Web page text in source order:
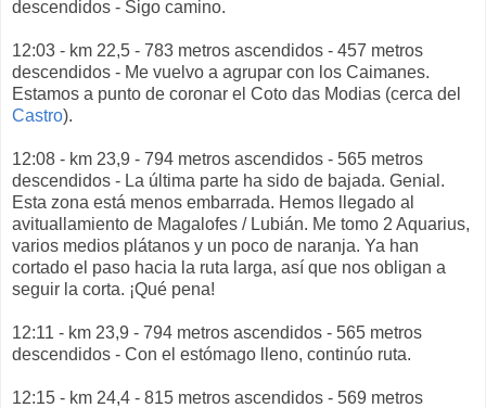
descendidos - Sigo camino.
12:03 - km 22,5 - 783 metros ascendidos - 457 metros
descendidos - Me vuelvo a agrupar con los Caimanes.
Estamos a punto de coronar el Coto das Modias (cerca del
Castro).
12:08 - km 23,9 - 794 metros ascendidos - 565 metros
descendidos - La última parte ha sido de bajada. Genial.
Esta zona está menos embarrada. Hemos llegado al
avituallamiento de Magalofes / Lubián. Me tomo 2 Aquarius,
varios medios plátanos y un poco de naranja. Ya han
cortado el paso hacia la ruta larga, así que nos obligan a
seguir la corta. ¡Qué pena!
12:11 - km 23,9 - 794 metros ascendidos - 565 metros
descendidos - Con el estómago lleno, continúo ruta.
12:15 - km 24,4 - 815 metros ascendidos - 569 metros